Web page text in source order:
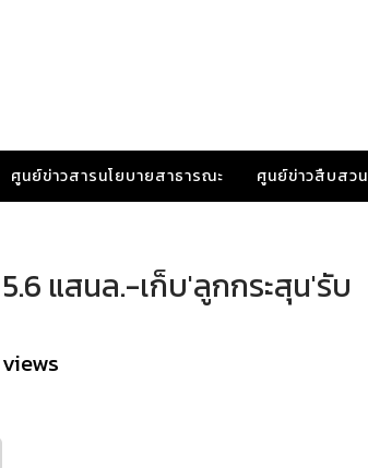
ศูนย์ข่าวสารนโยบายสาธารณะ ศูนย์ข่าวสืบสวน
5.6 แสนล.-เก็บ'ลูกกระสุน'รับ